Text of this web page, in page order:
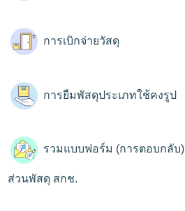
การเบิกจ่ายวัสดุ
การยืมพัสดุประเภทใช้คงรูป
รวมแบบฟอร์ม (การตอบกลับ)
ส่วนพัสดุ สกช.